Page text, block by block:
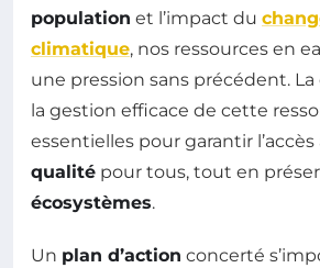
population et l’impact du
climatique, nos ressources en
une pression sans précédent.
la gestion efficace de cette
essentielles pour garantir l’accès
qualité pour tous, tout en
écosystèmes.
Un plan d’action concerté